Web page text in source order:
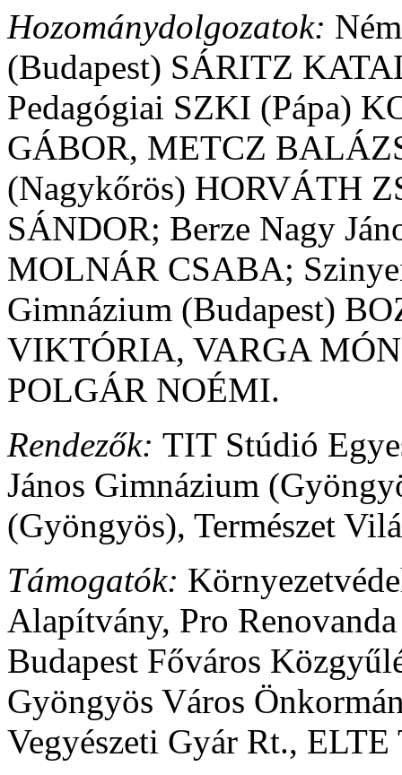
Hozománydolgozatok:
(Budapest) SÁRITZ
Pedagógiai SZKI (Pápa)
GÁBOR, METCZ
(Nagykőrös) HORVÁTH
SÁNDOR; Berze Nagy
MOLNÁR CSABA;
Gimnázium (Budapest)
VIKTÓRIA, VARGA
POLGÁR NOÉMI.
Rendezők: TIT Stúdió
János Gimnázium
(Gyöngyös), Természet
Támogatók:
Alapítvány, Pro
Budapest Főváros
Gyöngyös Város
Vegyészeti Gyár Rt.,